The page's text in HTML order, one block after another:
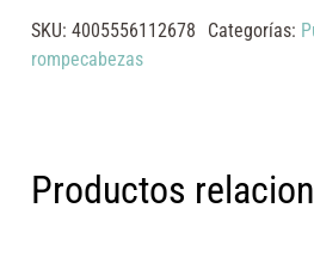
SKU:4005556112678 Categorías:
rompecabezas
Productos